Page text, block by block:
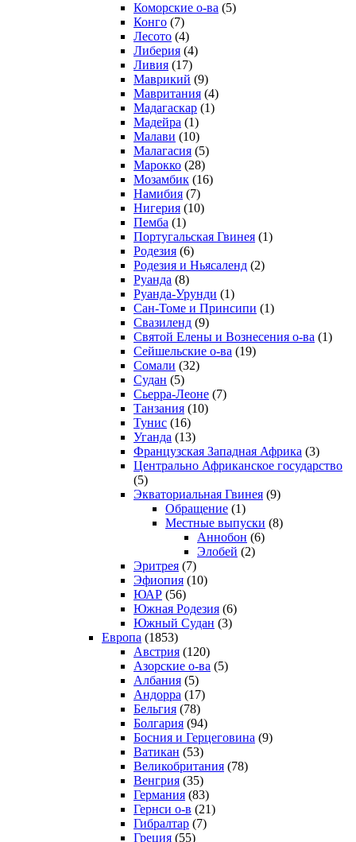
Коморcкие о-ва (5)
Конго (7)
Лесото (4)
Либерия (4)
Ливия (17)
Маврикий (9)
Мавритания (4)
Мадагаскар (1)
Мадейра (1)
Малави (10)
Малагасия (5)
Марокко (28)
Мозамбик (16)
Намибия (7)
Нигерия (10)
Пемба (1)
Португальская Гвинея (1)
Родезия (6)
Родезия и Ньясаленд (2)
Руанда (8)
Руанда-Урунди (1)
Сан-Томе и Принсипи (1)
Свазиленд (9)
Святой Елены и Вознесения о-ва (1)
Сейшельские о-ва (19)
Сомали (32)
Судан (5)
Сьерра-Леоне (7)
Танзания (10)
Тунис (16)
Уганда (13)
Французская Западная Африка (3)
Центрально Африканское государство
(5)
Экваториальная Гвинея (9)
Обращение (1)
Местные выпуски (8)
Аннобон (6)
Элобей (2)
Эритрея (7)
Эфиопия (10)
ЮАР (56)
Южная Родезия (6)
Южный Судан (3)
Европа (1853)
Австрия (120)
Азорские о-ва (5)
Албания (5)
Андорра (17)
Бельгия (78)
Болгария (94)
Босния и Герцеговина (9)
Ватикан (53)
Великобритания (78)
Венгрия (35)
Германия (83)
Гернси о-в (21)
Гибралтар (7)
Греция (55)